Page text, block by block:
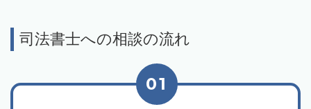
司法書士への相談の流れ
01